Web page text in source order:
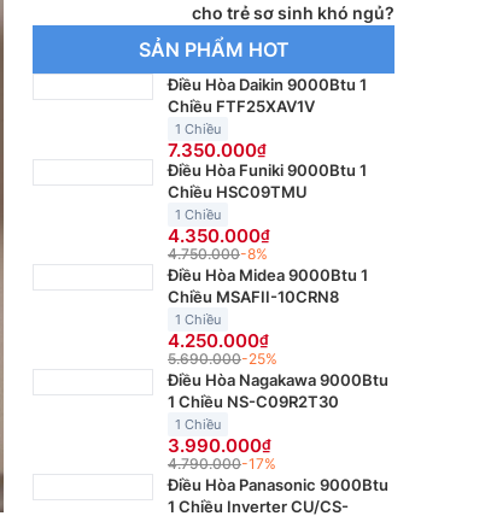
cho trẻ sơ sinh khó ngủ?
SẢN PHẨM HOT
Điều Hòa Daikin 9000Btu 1
Chiều FTF25XAV1V
1 Chiều
7.350.000
Điều Hòa Funiki 9000Btu 1
Chiều HSC09TMU
1 Chiều
4.350.000
4.750.000-8%
Điều Hòa Midea 9000Btu 1
Chiều MSAFII-10CRN8
1 Chiều
4.250.000
5.690.000-25%
Điều Hòa Nagakawa 9000Btu
1 Chiều NS-C09R2T30
1 Chiều
3.990.000
4.790.000-17%
Điều Hòa Panasonic 9000Btu
1 Chiều Inverter CU/CS-